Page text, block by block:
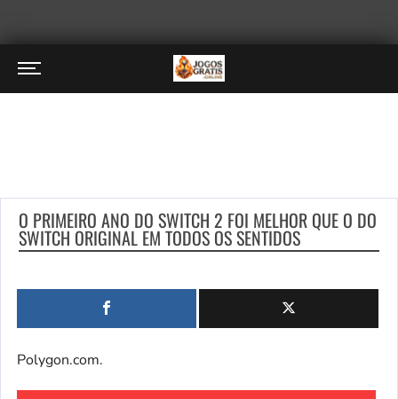
O PRIMEIRO ANO DO SWITCH 2 FOI MELHOR QUE O DO
SWITCH ORIGINAL EM TODOS OS SENTIDOS
Polygon.com.